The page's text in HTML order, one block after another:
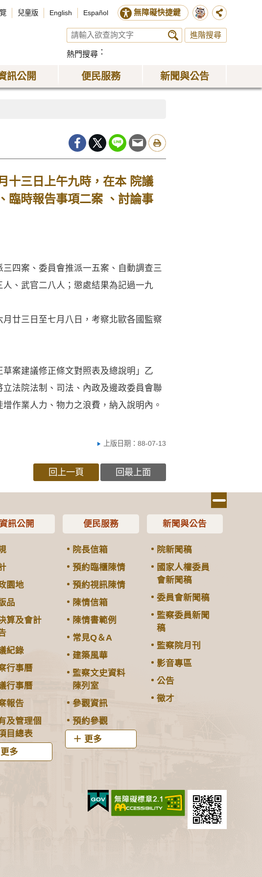
兒童版 English Español 無障礙快捷鍵
進階搜尋
熱門搜尋
訊公開 便民服務 新聞與公告
三日上午九時，在本 院議
臨時報告事項二案 、討論事
四案、委員會推派一五案、自動調查三
、武官二八人；懲處結果為記過一九
廿三日至七月八日，考察北歐各國監察
案建議修正條文對照表及總說明」乙
法院法制、司法、內政及邊政委員會聯
作業人力、物力之浪費，納入說明內。
上版日期：88-07-13
回上一頁 回最上面
訊公開
園地
品
算及會計
紀錄
行事曆
行事曆
報告
及管理個
目總表
更多
便民服務
院長信箱
預約臨櫃陳情
預約視訊陳情
陳情信箱
陳情書範例
常見Q＆A
建築風華
監察文史資料
陳列室
參觀資訊
預約參觀
更多
新聞與公告
院新聞稿
國家人權委員
會新聞稿
委員會新聞稿
監察委員新聞
稿
監察院月刊
影音專區
公告
徵才